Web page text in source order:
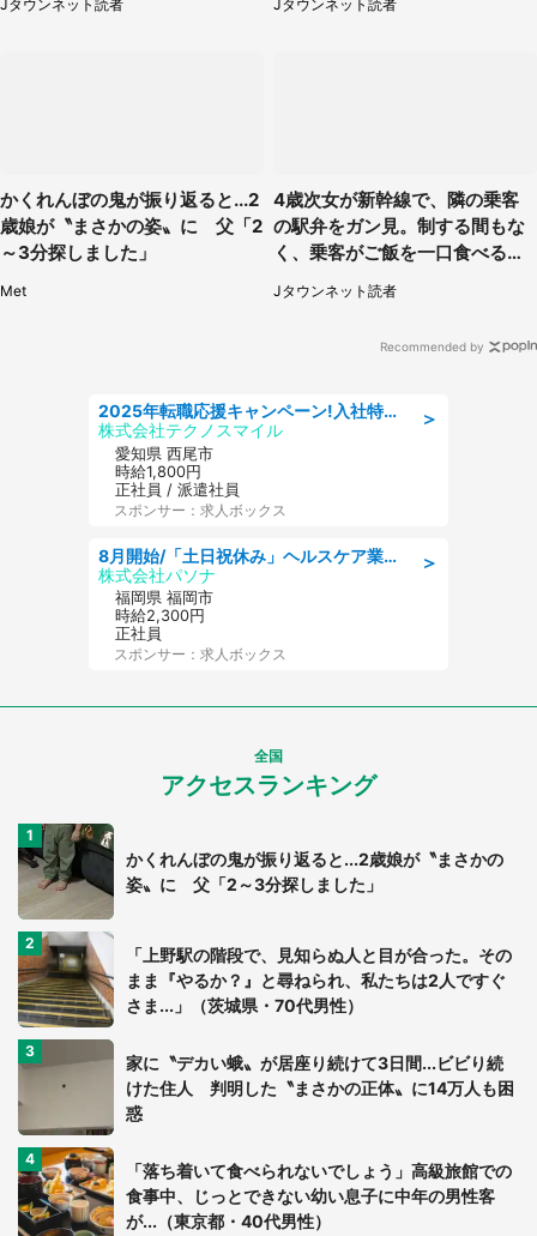
Jタウンネット読者
性）
Jタウンネット読者
かくれんぼの鬼が振り返ると...2
歳娘が〝まさかの姿〟に 父「2
～3分探しました」
Met
4歳次女が新幹線で、隣の乗客
の駅弁をガン見。制する間もな
く、乗客がご飯を一口食べると
（茨城県・50代女性）
Jタウンネット読者
Recommended by
＞
2025年転職応援キャンペーン!入社特典58万円/デンソーで働こう!自動車工場で小型部品の検査業務 denso aichi
株式会社テクノスマイル
愛知県 西尾市
時給1,800円
正社員 / 派遣社員
スポンサー：求人ボックス
＞
8月開始/「土日祝休み」ヘルスケア業界の産業保健師/高時給/未経験OK/要資格:保健師、正看護師
株式会社パソナ
福岡県 福岡市
時給2,300円
正社員
スポンサー：求人ボックス
全国
アクセスランキング
かくれんぼの鬼が振り返ると...2歳娘が〝まさかの
姿〟に 父「2～3分探しました」
「上野駅の階段で、見知らぬ人と目が合った。その
まま『やるか？』と尋ねられ、私たちは2人ですぐ
さま...」（茨城県・70代男性）
家に〝デカい蛾〟が居座り続けて3日間...ビビり続
けた住人 判明した〝まさかの正体〟に14万人も困
惑
「落ち着いて食べられないでしょう」高級旅館での
食事中、じっとできない幼い息子に中年の男性客
が...（東京都・40代男性）